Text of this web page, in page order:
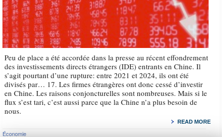
Peu de place a été accordée dans la presse au récent effondrement
des investissements directs étrangers (IDE) entrants en Chine. Il
s’agit pourtant d’une rupture: entre 2021 et 2024, ils ont été
divisés par… 17. Les firmes étrangères ont donc cessé d’investir
en Chine. Les raisons conjoncturelles sont nombreuses. Mais si le
flux s’est tari, c’est aussi parce que la Chine n’a plus besoin de
nous.
READ MORE
Économie